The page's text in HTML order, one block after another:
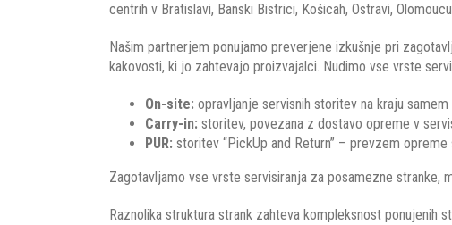
centrih v Bratislavi, Banski Bistrici, Košicah, Ostravi,
Našim partnerjem ponujamo preverjene izkušnje pri
kakovosti, ki jo zahtevajo proizvajalci. Nudimo vse vrste
On-site: opravljanje servisnih storitev na kraju
Carry-in: storitev, povezana z dostavo opreme v
PUR: storitev “PickUp and Return” – prevzem
Zagotavljamo vse vrste servisiranja za posamezne
Raznolika struktura strank zahteva kompleksnost